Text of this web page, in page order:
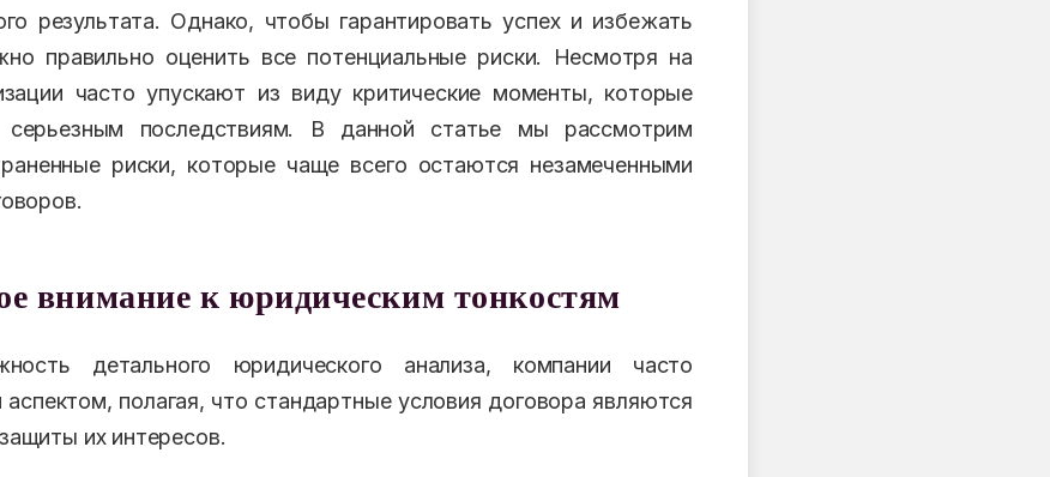
результата. Однако, чтобы гарантировать успех и избежать
правильно оценить все потенциальные риски. Несмотря на
часто упускают из виду критические моменты, которые
серьезным последствиям. В данной статье мы рассмотрим
риски, которые чаще всего остаются незамеченными
внимание к юридическим тонкостям
детального юридического анализа, компании часто
полагая, что стандартные условия договора являются
их интересов.